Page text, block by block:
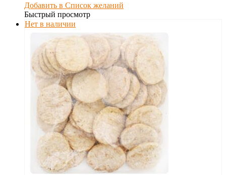
Добавить в Список желаний
Быстрый просмотр
Нет в наличии